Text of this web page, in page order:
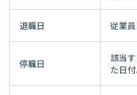
退職日 従業
停職日
該当
た日付